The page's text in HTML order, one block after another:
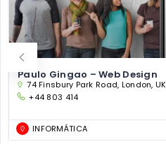
Paulo Gingao – Web Design
74 Finsbury Park Road, London, UK
+44 803 414
INFORMÁTICA